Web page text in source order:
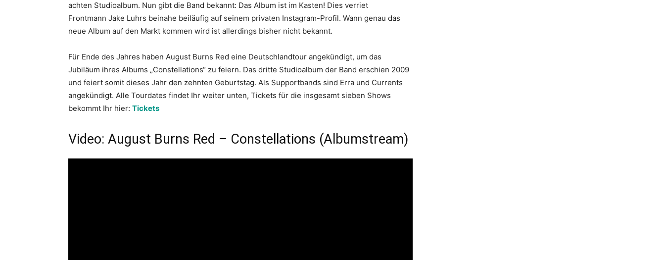
achten Studioalbum. Nun gibt die Band bekannt: Das Album ist im Kasten! Dies verriet
Frontmann Jake Luhrs beinahe beiläufig auf seinem privaten Instagram-Profil. Wann genau das
neue Album auf den Markt kommen wird ist allerdings bisher nicht bekannt.
Für Ende des Jahres haben August Burns Red eine Deutschlandtour angekündigt, um das
Jubiläum ihres Albums „Constellations“ zu feiern. Das dritte Studioalbum der Band erschien 2009
und feiert somit dieses Jahr den zehnten Geburtstag. Als Supportbands sind Erra und Currents
angekündigt. Alle Tourdates findet Ihr weiter unten, Tickets für die insgesamt sieben Shows
bekommt Ihr hier: Tickets
Video: August Burns Red – Constellations (Albumstream)